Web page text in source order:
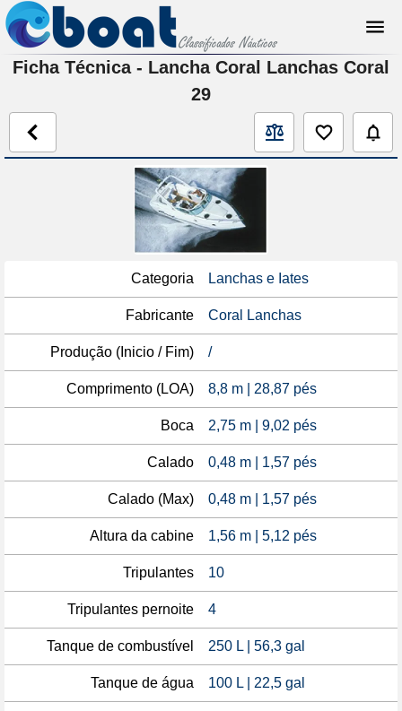
Ficha Técnica - Lancha Coral Lanchas Coral
29
Categoria Lanchas e Iates
Fabricante Coral Lanchas
Produção (Inicio / Fim) /
Comprimento (LOA) 8,8 m | 28,87 pés
Boca 2,75 m | 9,02 pés
Calado 0,48 m | 1,57 pés
Calado (Max) 0,48 m | 1,57 pés
Altura da cabine 1,56 m | 5,12 pés
Tripulantes 10
Tripulantes pernoite 4
Tanque de combustível 250 L | 56,3 gal
Tanque de água 100 L | 22,5 gal